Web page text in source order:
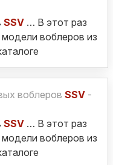
SSV … В этот раз
воблеров из
воблеров SSV -
SSV … В этот раз
воблеров из